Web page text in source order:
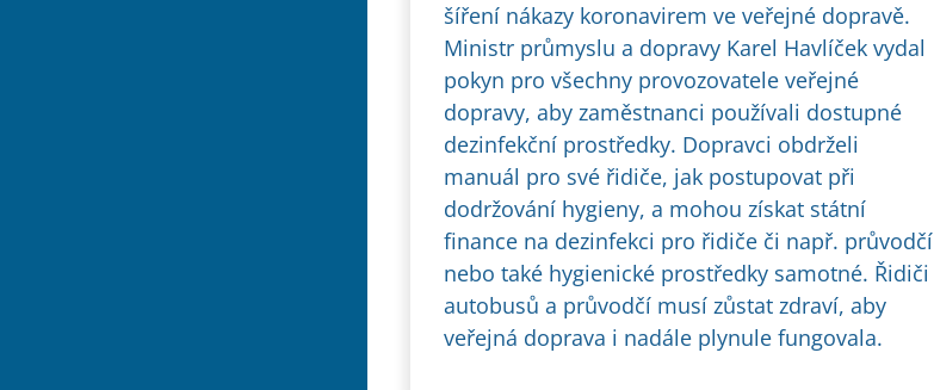
šíření nákazy koronavirem ve veřejné dopravě.
Ministr průmyslu a dopravy Karel Havlíček vydal
pokyn pro všechny provozovatele veřejné
dopravy, aby zaměstnanci používali dostupné
dezinfekční prostředky. Dopravci obdrželi
manuál pro své řidiče, jak postupovat při
dodržování hygieny, a mohou získat státní
finance na dezinfekci pro řidiče či např. průvodčí
nebo také hygienické prostředky samotné. Řidiči
autobusů a průvodčí musí zůstat zdraví, aby
veřejná doprava i nadále plynule fungovala.